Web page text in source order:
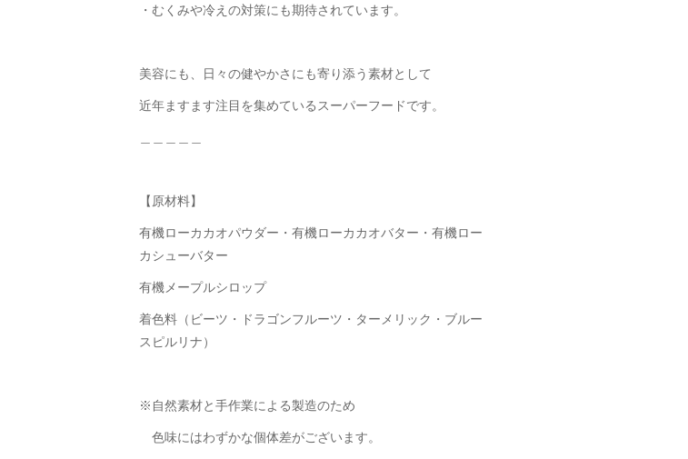
・むくみや冷えの対策にも期待されています。
美容にも、日々の健やかさにも寄り添う素材として
近年ますます注目を集めているスーパーフードです。
【原材料】
有機ローカカオパウダー・有機ローカカオバター・有機ロー
カシューバター
有機メープルシロップ
着色料（ビーツ・ドラゴンフルーツ・ターメリック・ブルー
スピルリナ）
※自然素材と手作業による製造のため
色味にはわずかな個体差がございます。